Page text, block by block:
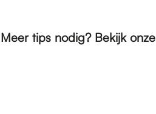
Meer tips nodig? Bekijk onze